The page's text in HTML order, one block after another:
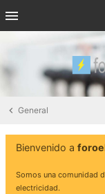
General
Bienvenido a
Somos una comunidad
electricidad.